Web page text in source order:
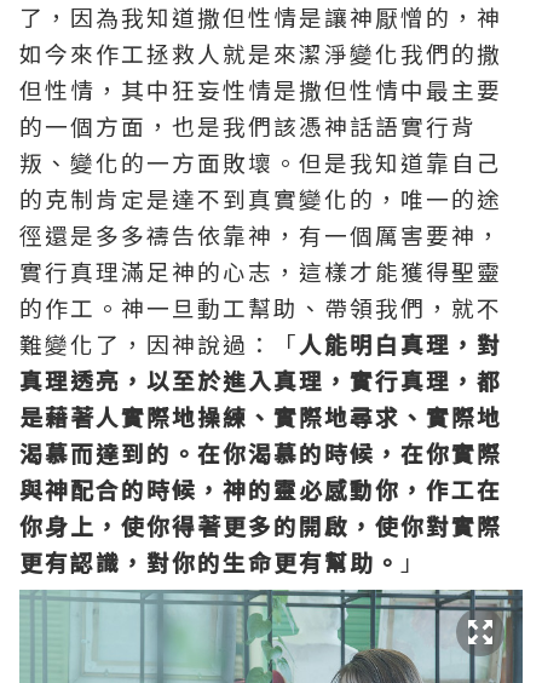
了，因為我知道撒但性情是讓神厭憎的，神
如今來作工拯救人就是來潔淨變化我們的撒
但性情，其中狂妄性情是撒但性情中最主要
的一個方面，也是我們該憑神話語實行背
叛、變化的一方面敗壞。但是我知道靠自己
的克制肯定是達不到真實變化的，唯一的途
徑還是多多禱告依靠神，有一個厲害要神，
實行真理滿足神的心志，這樣才能獲得聖靈
的作工。神一旦動工幫助、帶領我們，就不
難變化了，因神說過：「人能明白真理，對
真理透亮，以至於進入真理，實行真理，都
是藉著人實際地操練、實際地尋求、實際地
渴慕而達到的。在你渴慕的時候，在你實際
與神配合的時候，神的靈必感動你，作工在
你身上，使你得著更多的開啟，使你對實際
更有認識，對你的生命更有幫助。 」